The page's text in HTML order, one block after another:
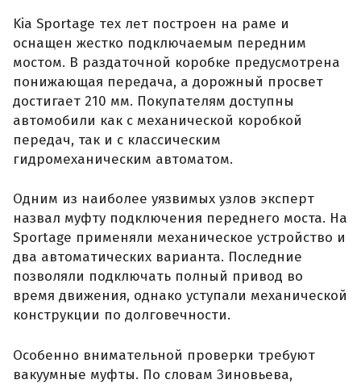
Kia Sportage тех лет построен на раме и
оснащен жестко подключаемым передним
мостом. В раздаточной коробке предусмотрена
понижающая передача, а дорожный просвет
достигает 210 мм. Покупателям доступны
автомобили как с механической коробкой
передач, так и с классическим
гидромеханическим автоматом.
Одним из наиболее уязвимых узлов эксперт
назвал муфту подключения переднего моста. На
Sportage применяли механическое устройство и
два автоматических варианта. Последние
позволяли подключать полный привод во
время движения, однако уступали механической
конструкции по долговечности.
Особенно внимательной проверки требуют
вакуумные муфты. По словам Зиновьева,